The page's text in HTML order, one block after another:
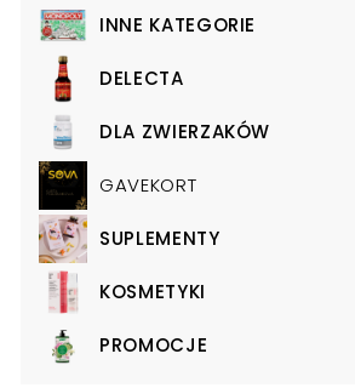
submenuINNE KATEGORIE
Expand
submenuDELECTA
Expand
submenuDLA ZWIERZAKÓW
Expand
submenuGAVEKORT
SUPLEMENTY
Expand
submenuKOSMETYKI
Expand
submenuPROMOCJE
Expand